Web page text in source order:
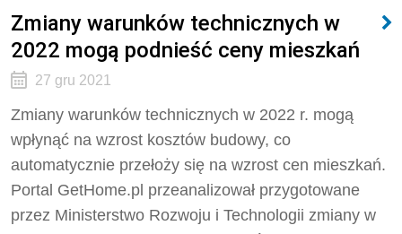
Zmiany warunków technicznych w
2022 mogą podnieść ceny mieszkań
27 gru 2021
Zmiany warunków technicznych w 2022 r. mogą
wpłynąć na wzrost kosztów budowy, co
automatycznie przełoży się na wzrost cen mieszkań.
Portal GetHome.pl przeanalizował przygotowane
przez Ministerstwo Rozwoju i Technologii zmiany w